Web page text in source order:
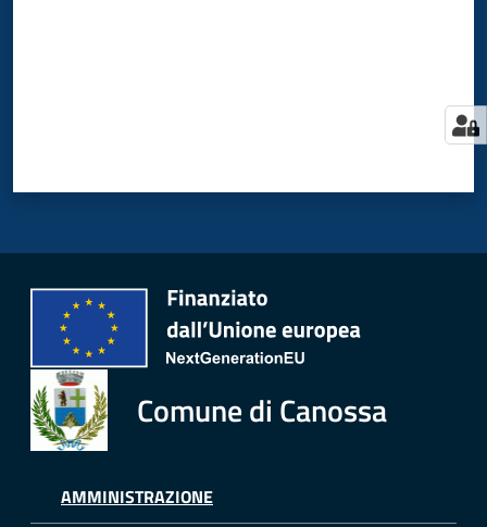
Comune di Canossa
AMMINISTRAZIONE